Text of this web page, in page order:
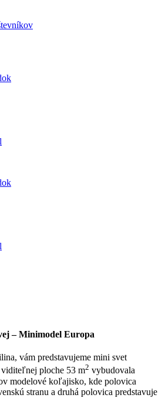
– Minimodel Europa
vám predstavujeme mini svet
ploche 53 m2 vybudovala
modelové koľajisko, kde polovica
stranu a druhá polovica predstavuje